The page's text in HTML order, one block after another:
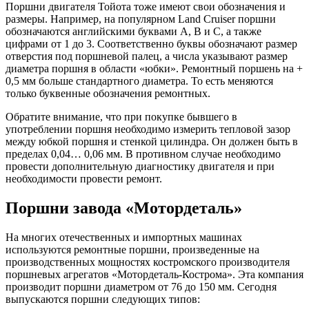
Поршни двигателя Тойота тоже имеют свои обозначения и
размеры. Например, на популярном Land Cruiser поршни
обозначаются английскими буквами A, B и C, а также
цифрами от 1 до 3. Соответственно буквы обозначают размер
отверстия под поршневой палец, а числа указывают размер
диаметра поршня в области «юбки». Ремонтный поршень на +
0,5 мм больше стандартного диаметра. То есть меняются
только буквенные обозначения ремонтных.
Обратите внимание, что при покупке бывшего в
употреблении поршня необходимо измерить тепловой зазор
между юбкой поршня и стенкой цилиндра. Он должен быть в
пределах 0,04… 0,06 мм. В противном случае необходимо
провести дополнительную диагностику двигателя и при
необходимости провести ремонт.
Поршни завода «Мотордеталь»
На многих отечественных и импортных машинах
используются ремонтные поршни, произведенные на
производственных мощностях костромского производителя
поршневых агрегатов «Мотордеталь-Кострома». Эта компания
производит поршни диаметром от 76 до 150 мм. Сегодня
выпускаются поршни следующих типов: